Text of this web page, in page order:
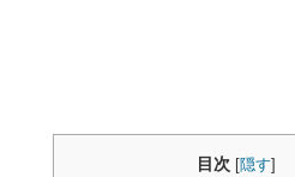
目次 [隠す]